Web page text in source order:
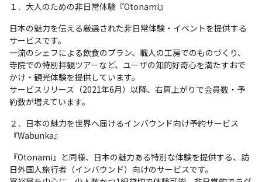
１．大人のための非日常体験『Otonami』
日本の魅力を伝える厳選された非日常体験・イベントを提供する
サービスです。
一流のシェフによる飲食のプラン、職人の工房でのものづくり、
寺院での特別拝観ツアーなど、ユーザの知的好奇心を満たすおで
かけ・観光体験を提供しています。
サービスリリース（2021年6月）以降、右肩上がりで会員数・予
約数が増えています。
２．日本の魅力を世界へ届けるインバウンド向け予約サービス
『Wabunka』
『Otonami』と同様、日本の魅力ある特別な体験を提供する、訪
日外国人旅行者（インバウンド）向けのサービスです。